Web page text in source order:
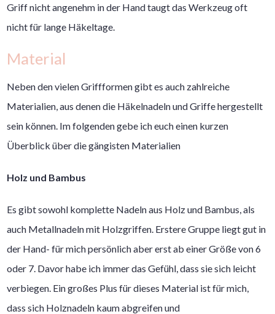
Griff nicht angenehm in der Hand taugt das Werkzeug oft
nicht für lange Häkeltage.
Material
Neben den vielen Griffformen gibt es auch zahlreiche
Materialien, aus denen die Häkelnadeln und Griffe hergestellt
sein können. Im folgenden gebe ich euch einen kurzen
Überblick über die gängisten Materialien
Holz und Bambus
Es gibt sowohl komplette Nadeln aus Holz und Bambus, als
auch Metallnadeln mit Holzgriffen. Erstere Gruppe liegt gut in
der Hand- für mich persönlich aber erst ab einer Größe von 6
oder 7. Davor habe ich immer das Gefühl, dass sie sich leicht
verbiegen. Ein großes Plus für dieses Material ist für mich,
dass sich Holznadeln kaum abgreifen und